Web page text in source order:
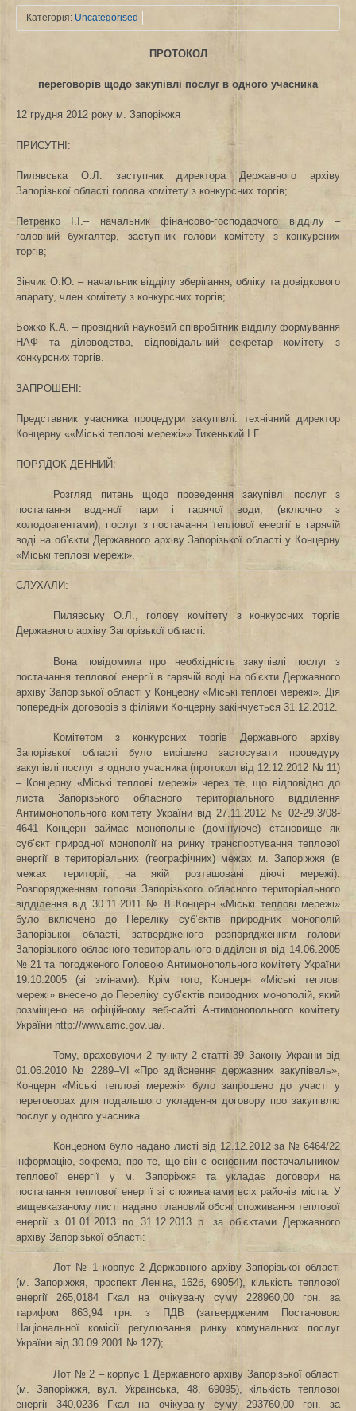
Категорія: Uncategorised
ПРОТОКОЛ
переговорів щодо закупівлі послуг в одного учасника
12 грудня 2012 року м. Запоріжжя
ПРИСУТНІ:
Пилявська О.Л. заступник директора Державного архіву
Запорізької області голова комітету з конкурсних торгів;
Петренко І.І.– начальник фінансово-господарчого відділу –
головний бухгалтер, заступник голови комітету з конкурсних
торгів;
Зінчик О.Ю. – начальник відділу зберігання, обліку та довідкового
апарату, член комітету з конкурсних торгів;
Божко К.А. – провідний науковий співробітник відділу формування
НАФ та діловодства, відповідальний секретар комітету з
конкурсних торгів.
ЗАПРОШЕНІ:
Представник учасника процедури закупівлі: технічний директор
Концерну ««Міські теплові мережі»» Тихенький І.Г.
ПОРЯДОК ДЕННИЙ:
Розгляд питань щодо проведення закупівлі послуг з
постачання водяної пари і гарячої води, (включно з
холодоагентами), послуг з постачання теплової енергії в гарячій
воді на об’єкти Державного архіву Запорізької області у Концерну
«Міські теплові мережі».
СЛУХАЛИ:
Пилявську О.Л., голову комітету з конкурсних торгів
Державного архіву Запорізької області.
Вона повідомила про необхідність закупівлі послуг з
постачання теплової енергії в гарячій воді на об’єкти Державного
архіву Запорізької області у Концерну «Міські теплові мережі». Дія
попередніх договорів з філіями Концерну закінчується 31.12.2012.
Комітетом з конкурсних торгів Державного архіву
Запорізької області було вирішено застосувати процедуру
закупівлі послуг в одного учасника (протокол від 12.12.2012 № 11)
– Концерну «Міські теплові мережі» через те, що відповідно до
листа Запорізького обласного територіального відділення
Антимонопольного комітету України від 27.11.2012 № 02-29.3/08-
4641 Концерн займає монопольне (домінуюче) становище як
суб’єкт природної монополії на ринку транспортування теплової
енергії в територіальних (географічних) межах м. Запоріжжя (в
межах території, на якій розташовані діючі мережі).
Розпорядженням голови Запорізького обласного територіального
відділення від 30.11.2011 № 8 Концерн «Міські теплові мережі»
було включено до Переліку суб’єктів природних монополій
Запорізької області, затвердженого розпорядженням голови
Запорізького обласного територіального відділення від 14.06.2005
№ 21 та погодженого Головою Антимонопольного комітету України
19.10.2005 (зі змінами). Крім того, Концерн «Міські теплові
мережі» внесено до Переліку суб’єктів природних монополій, який
розміщено на офіційному веб-сайті Антимонопольного комітету
України http://www.amc.gov.ua/.
Тому, враховуючи 2 пункту 2 статті 39 Закону України від
01.06.2010 № 2289–VІ «Про здійснення державних закупівель»,
Концерн «Міські теплові мережі» було запрошено до участі у
переговорах для подальшого укладення договору про закупівлю
послуг у одного учасника.
Концерном було надано листі від 12.12.2012 за № 6464/22
інформацію, зокрема, про те, що він є основним постачальником
теплової енергії у м. Запоріжжя та укладає договори на
постачання теплової енергії зі споживачами всіх районів міста. У
вищевказаному листі надано плановий обсяг споживання теплової
енергії з 01.01.2013 по 31.12.2013 р. за об’єктами Державного
архіву Запорізької області:
Лот № 1 корпус 2Державного архіву Запорізької області
(м. Запоріжжя, проспект Леніна, 162б, 69054), кількість теплової
енергії 265,0184 Гкал на очікувану суму 228960,00 грн. за
тарифом 863,94 грн. з ПДВ (затвердженим Постановою
Національної комісії регулювання ринку комунальних послуг
України від 30.09.2001 № 127);
Лот № 2 – корпус 1 Державного архіву Запорізької області
(м. Запоріжжя, вул. Українська, 48, 69095),
кількість теплової
енергії 340,0236 Гкал на очікувану суму 293760,00 грн. за